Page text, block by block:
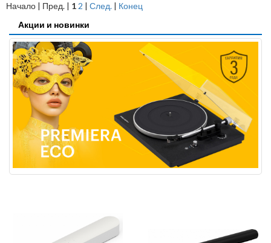
Начало | Пред. | 12 | След. | Конец
Акции и новинки